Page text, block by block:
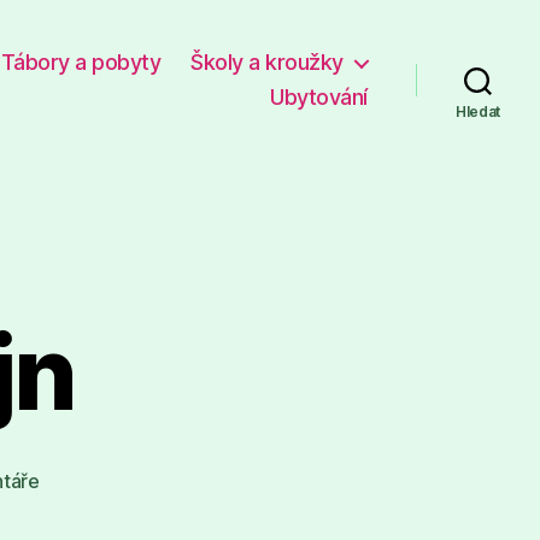
Tábory a pobyty
Školy a kroužky
Ubytování
Hledat
u